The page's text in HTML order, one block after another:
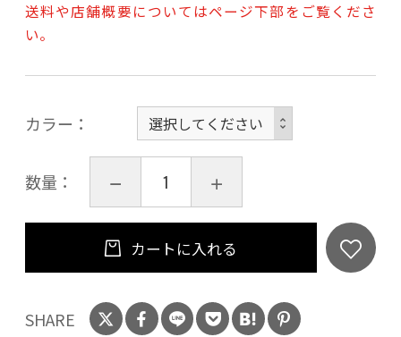
送料や店舗概要についてはページ下部をご覧くださ
い。
カラー
数量：
カートに入れる
SHARE